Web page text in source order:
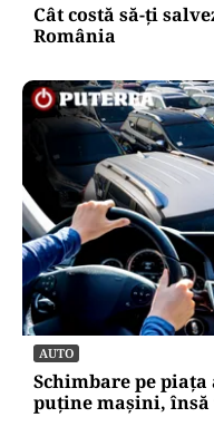
Cât costă să-ți
România
AUTO
Schimbare pe
puține mașini,